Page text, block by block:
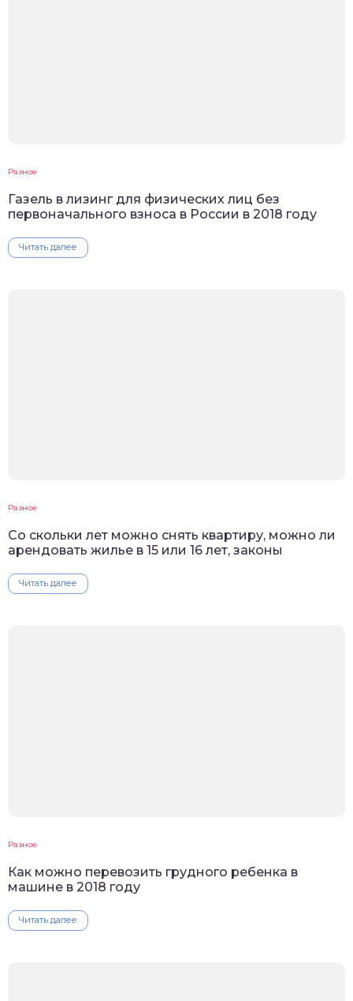
Разное
Газель в лизинг для физических лиц без
первоначального взноса в России в 2018 году
Читать далее
Разное
Со скольки лет можно снять квартиру, можно ли
арендовать жилье в 15 или 16 лет, законы
Читать далее
Разное
Как можно перевозить грудного ребенка в
машине в 2018 году
Читать далее